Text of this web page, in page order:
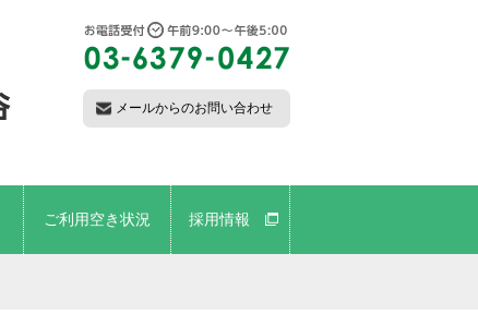
メールからのお問い合わせ
ご利用空き状況 採用情報